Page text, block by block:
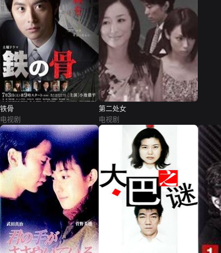
铁骨
电视剧
第二处女
电视剧